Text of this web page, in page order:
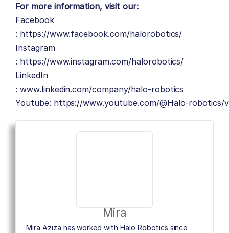
For more information, visit our:
Facebook
: https://www.facebook.com/halorobotics/
Instagram
: https://www.instagram.com/halorobotics/
LinkedIn
: www.linkedin.com/company/halo-robotics
Youtube: https://www.youtube.com/@Halo-robotics/
Mira
Mira Aziza has worked with Halo Robotics since